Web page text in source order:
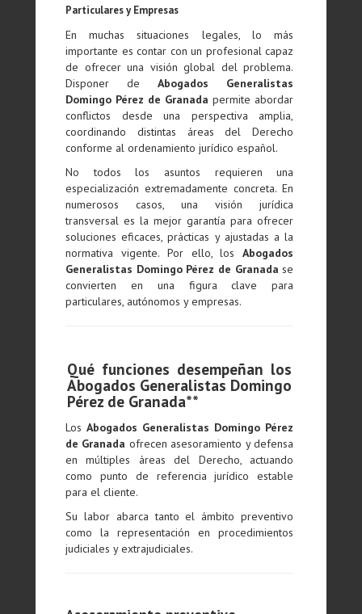
Particulares y Empresas
En muchas situaciones legales, lo más
importante es contar con un profesional capaz
de ofrecer una visión global del problema.
Disponer deAbogados Generalistas
Domingo Pérez de Granada permite abordar
conflictos desde una perspectiva amplia,
coordinando distintas áreas del Derecho
conforme al ordenamiento jurídico español.
No todos los asuntos requieren una
especialización extremadamente concreta. En
numerosos casos, una visión jurídica
transversal es la mejor garantía para ofrecer
soluciones eficaces, prácticas y ajustadas a la
normativa vigente. Por ello, losAbogados
Generalistas Domingo Pérez de Granada se
convierten en una figura clave para
particulares, autónomos y empresas.
Qué funciones desempeñan los
Abogados Generalistas Domingo
Pérez de Granada**
LosAbogados Generalistas Domingo Pérez
de Granada ofrecen asesoramiento y defensa
en múltiples áreas del Derecho, actuando
como punto de referencia jurídico estable
para el cliente.
Su labor abarca tanto el ámbito preventivo
como la representación en procedimientos
judiciales y extrajudiciales.